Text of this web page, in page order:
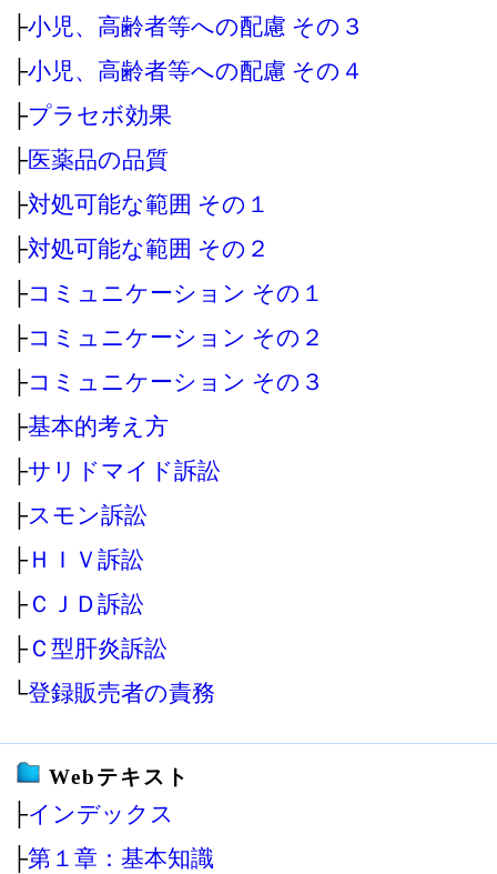
├小児、高齢者等への配慮 その３
├小児、高齢者等への配慮 その４
├プラセボ効果
├医薬品の品質
├対処可能な範囲 その１
├対処可能な範囲 その２
├コミュニケーション その１
├コミュニケーション その２
├コミュニケーション その３
├基本的考え方
├サリドマイド訴訟
├スモン訴訟
├ ＨＩＶ訴訟
├ ＣＪＤ訴訟
├ Ｃ型肝炎訴訟
└登録販売者の責務
Webテキスト
├インデックス
├第１章：基本知識